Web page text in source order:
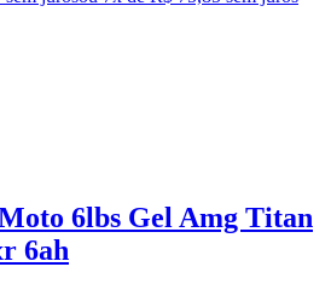
6lbs Gel Amg Titan
6ah